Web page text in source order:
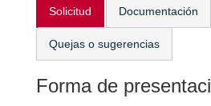
Solicitud Documentación
Quejas o sugerencias
Forma de